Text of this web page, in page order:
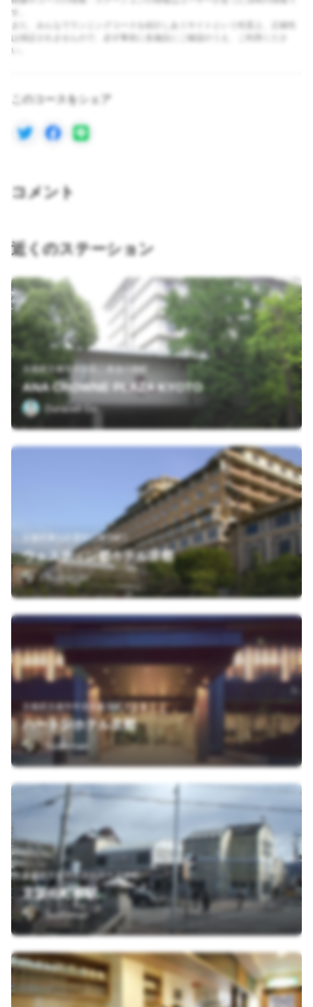
す。
また、みんなでランニングコースを紹介しあうサイトという性質上、正確性
は保証されませんので、必ず事前に各施設にご確認のうえ、ご利用くださ
い。
このコースをシェア
コメント
近くのステーション
京都府京都市中京区二条油小路町
ANA CROWNE PLAZA KYOTO
Duracell Go
京都市東山区粟田口華頂町1
ウェスティン都ホテル京都
Sushiman
京都府京都市中京区船屋町４０５
ハートンホテル京都
Sushiman
京都府京都市左京区田中下柳町
京阪出町柳駅
Sushiman